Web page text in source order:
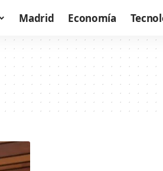
Madrid Economía